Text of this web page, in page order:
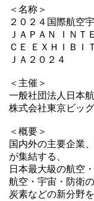
＜名称＞
２０２４国際航空
ＪＡＰＡＮ ＩＮＴ
ＣＥ ＥＸＨＩＢＩ
ＪＡ２０２４
＜主催＞
一般社団法人日本
株式会社東京ビッ
＜概要＞
国内外の主要企業
が集結する、
日本最大級の航空
航空・宇宙・防衛
炭素などの新分野を